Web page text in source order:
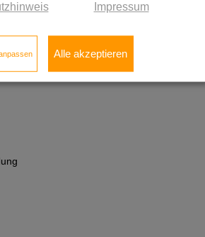
Impressum
Alle akzeptieren